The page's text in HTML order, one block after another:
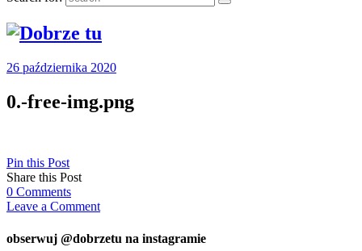
26 października 2020
0.-free-img.png
Pin this Post
Share this Post
0 Comments
Leave a Comment
obserwuj @dobrzetu na instagramie